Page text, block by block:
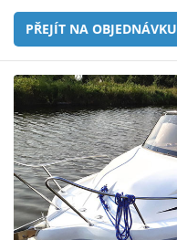
PŘEJÍT NA OBJEDNÁVKU